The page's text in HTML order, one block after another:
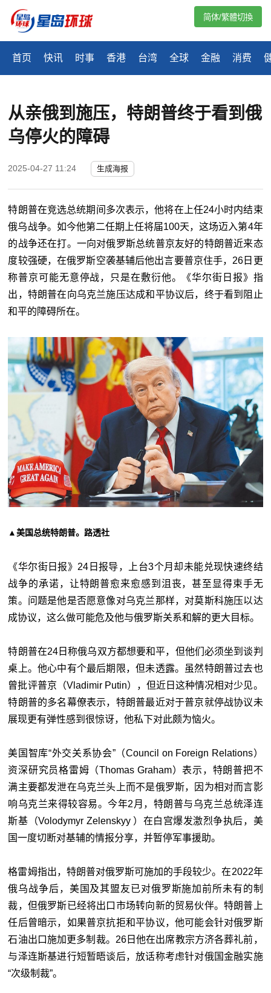
首页 快讯 时事 香港 台湾 全球 金融 消费
简体/繁體切換
从亲俄到施压，特朗普终于看到俄
乌停火的障碍
2025-04-27 11:24 生成海报
特朗普在竞选总统期间多次表示，他将在上任24小时内结束
俄乌战争。如今他第二任期上任将届100天，这场迈入第4年
的战争还在打。一向对俄罗斯总统普京友好的特朗普近来态
度较强硬，在俄罗斯空袭基辅后他出言要普京住手，26日更
称普京可能无意停战，只是在敷衍他。《华尔街日报》指
出，特朗普在向乌克兰施压达成和平协议后，终于看到阻止
和平的障碍所在。
▲美国总统特朗普。路透社
《华尔街日报》24日报导，上台3个月却未能兑现快速终结
战争的承诺，让特朗普愈来愈感到沮丧，甚至显得束手无
策。问题是他是否愿意像对乌克兰那样，对莫斯科施压以达
成协议，这么做可能危及他与俄罗斯关系和解的更大目标。
特朗普在24日称俄乌双方都想要和平，但他们必须坐到谈判
桌上。他心中有个最后期限，但未透露。虽然特朗普过去也
曾批评普京（Vladimir Putin），但近日这种情况相对少见。
特朗普的多名幕僚表示，特朗普最近对于普京就停战协议未
展现更有弹性感到很惊讶，他私下对此颇为恼火。
美国智库“外交关系协会”（Council on Foreign Relations）
资深研究员格雷姆（Thomas Graham）表示，特朗普把不
满主要都发泄在乌克兰头上而不是俄罗斯，因为相对而言影
响乌克兰来得较容易。今年2月，特朗普与乌克兰总统泽连
斯基（Volodymyr Zelenskyy ）在白宫爆发激烈争执后，美
国一度切断对基辅的情报分享，并暂停军事援助。
格雷姆指出，特朗普对俄罗斯可施加的手段较少。在2022年
俄乌战争后，美国及其盟友已对俄罗斯施加前所未有的制
裁，但俄罗斯已经将出口市场转向新的贸易伙伴。特朗普上
任后曾暗示，如果普京抗拒和平协议，他可能会针对俄罗斯
石油出口施加更多制裁。26日他在出席教宗方济各葬礼前，
与泽连斯基进行短暂晤谈后，放话称考虑针对俄国金融实施
“次级制裁”。